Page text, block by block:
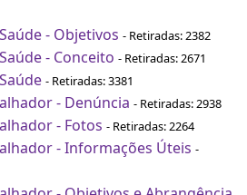
- Objetivos - Retiradas: 2382
- Conceito - Retiradas: 2671
- Retiradas: 3381
- Denúncia - Retiradas: 2938
- Fotos - Retiradas: 2264
- Informações Úteis -